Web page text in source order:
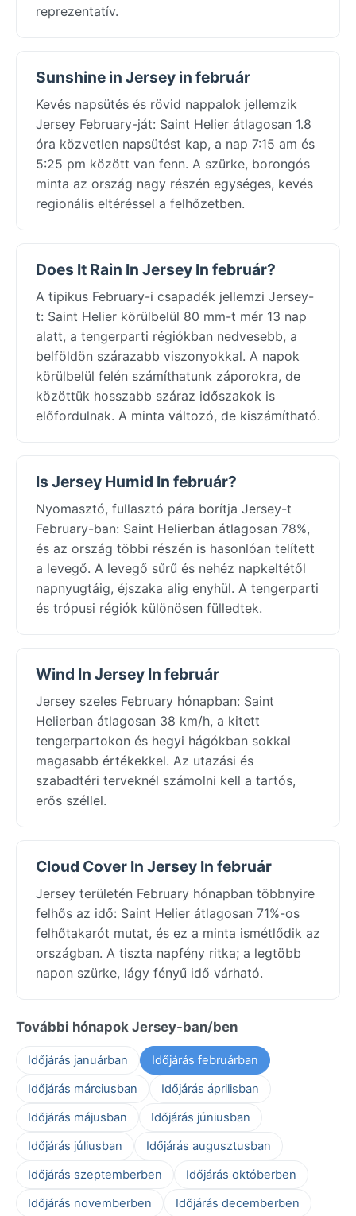
reprezentatív.
Sunshine in Jersey in február
Kevés napsütés és rövid nappalok jellemzik
Jersey February-ját: Saint Helier átlagosan 1.8
óra közvetlen napsütést kap, a nap 7:15 am és
5:25 pm között van fenn. A szürke, borongós
minta az ország nagy részén egységes, kevés
regionális eltéréssel a felhőzetben.
Does It Rain In Jersey In február?
A tipikus February-i csapadék jellemzi Jersey-
t: Saint Helier körülbelül 80 mm-t mér 13 nap
alatt, a tengerparti régiókban nedvesebb, a
belföldön szárazabb viszonyokkal. A napok
körülbelül felén számíthatunk záporokra, de
közöttük hosszabb száraz időszakok is
előfordulnak. A minta változó, de kiszámítható.
Is Jersey Humid In február?
Nyomasztó, fullasztó pára borítja Jersey-t
February-ban: Saint Helierban átlagosan 78%,
és az ország többi részén is hasonlóan telített
a levegő. A levegő sűrű és nehéz napkeltétől
napnyugtáig, éjszaka alig enyhül. A tengerparti
és trópusi régiók különösen fülledtek.
Wind In Jersey In február
Jersey szeles February hónapban: Saint
Helierban átlagosan 38 km/h, a kitett
tengerpartokon és hegyi hágókban sokkal
magasabb értékekkel. Az utazási és
szabadtéri terveknél számolni kell a tartós,
erős széllel.
Cloud Cover In Jersey In február
Jersey területén February hónapban többnyire
felhős az idő: Saint Helier átlagosan 71%-os
felhőtakarót mutat, és ez a minta ismétlődik az
országban. A tiszta napfény ritka; a legtöbb
napon szürke, lágy fényű idő várható.
További hónapok Jersey-ban/ben
Időjárás januárban
Időjárás februárban
Időjárás márciusban
Időjárás áprilisban
Időjárás májusban
Időjárás júniusban
Időjárás júliusban
Időjárás augusztusban
Időjárás szeptemberben
Időjárás októberben
Időjárás novemberben
Időjárás decemberben